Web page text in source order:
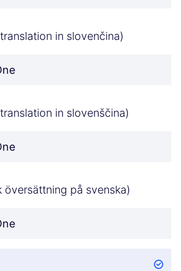
in slovenčina)
in slovenščina)
översättning på svenska)